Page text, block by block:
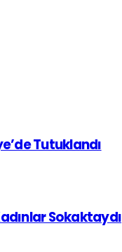
Tutuklandı
Sokaktaydı